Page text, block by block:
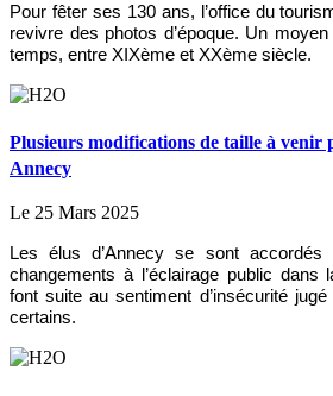
Pour fêter ses 130 ans, l’office du
revivre des photos d’époque. Un
temps, entre XIXème et XXème siècle.
Plusieurs modifications de taille à venir
Annecy
Le 25 Mars 2025
Les élus d’Annecy se sont accordés
changements à l’éclairage public dans
font suite au sentiment d’insécurité
certains.